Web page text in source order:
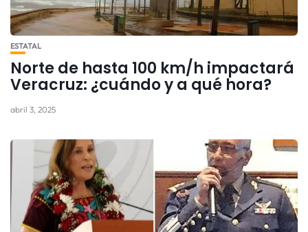
ESTATAL
Norte de hasta 100 km/h impactará
Veracruz: ¿cuándo y a qué hora?
abril 3, 2025